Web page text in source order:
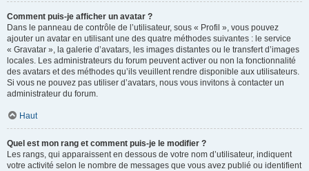
Comment puis-je afficher un avatar ?
Dans le panneau de contrôle de l’utilisateur, sous « Profil », vous pouvez
ajouter un avatar en utilisant une des quatre méthodes suivantes : le service
« Gravatar », la galerie d’avatars, les images distantes ou le transfert d’images
locales. Les administrateurs du forum peuvent activer ou non la fonctionnalité
des avatars et des méthodes qu’ils veuillent rendre disponible aux utilisateurs.
Si vous ne pouvez pas utiliser d’avatars, nous vous invitons à contacter un
administrateur du forum.
Haut
Quel est mon rang et comment puis-je le modifier ?
Les rangs, qui apparaissent en dessous de votre nom d’utilisateur, indiquent
votre activité selon le nombre de messages que vous avez publié ou identifient